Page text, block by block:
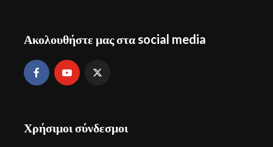
Ακολουθήστε μας στα social media
Χρήσιμοι σύνδεσμοι